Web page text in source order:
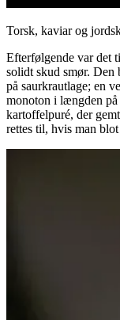
Torsk, kaviar og
Efterfølgende var det
solidt skud smør. Den
på saurkrautlage; en
monoton i længden
kartoffelpuré, der
rettes til, hvis man blot